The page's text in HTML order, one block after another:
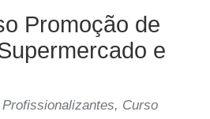
Promoção de
e
Curso